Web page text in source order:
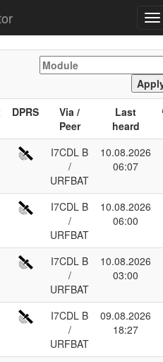
DPRS
Via /
Peer
Last
heard
I7CDL B
/
URFBAT
10.08.2026
06:07
I7CDL B
/
URFBAT
10.08.2026
06:00
I7CDL B
/
URFBAT
10.08.2026
03:00
I7CDL B
/
URFBAT
09.08.2026
18:27